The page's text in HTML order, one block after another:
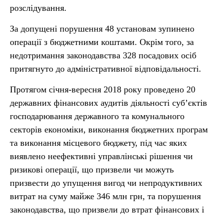
розслідування.
За допущені порушення 48 установам зупинено
операції з бюджетними коштами. Окрім того, за
недотримання законодавства 328 посадових осіб
притягнуто до адміністративної відповідальності.
Протягом січня-вересня 2018 року проведено 20
державних фінансових аудитів діяльності суб’єктів
господарювання державного та комунального
секторів економіки, виконання бюджетних програм
та виконання місцевого бюджету, під час яких
виявлено неефективні управлінські рішення чи
ризикові операції, що призвели чи можуть
призвести до упущення вигод чи непродуктивних
витрат на суму майже 346 млн грн, та порушення
законодавства, що призвели до втрат фінансових і